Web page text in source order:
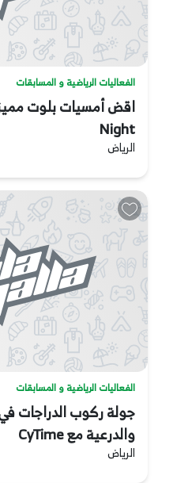
الفعاليات الرياضية و المسابقات
Night
الرياض
الفعاليات الرياضية و المسابقات
جولة ركوب الدراجات
والدرعية مع CyTime
الرياض